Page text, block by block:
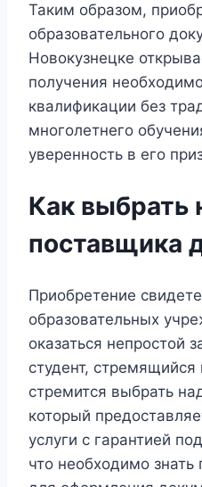
Таким образом,
образовательного
Новокузнецке
получения
квалификации без
многолетнего
уверенность в его
Как выбрать
поставщика
Приобретение
образовательных
оказаться непростой
студент, стремящийся
стремится выбрать
который
услуги с гарантией
что необходимо